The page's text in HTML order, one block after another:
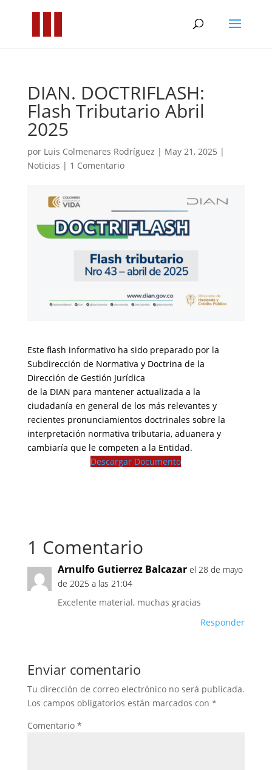
DIAN. DOCTRIFLASH:
Flash Tributario Abril
2025
por Luis Colmenares Rodríguez | May 21, 2025 |
Noticias | 1 Comentario
Este flash informativo ha sido preparado por la
Subdirección de Normativa y Doctrina de la
Dirección de Gestión Jurídica
de la DIAN para mantener actualizada a la
ciudadanía en general de los más relevantes y
recientes pronunciamientos doctrinales sobre la
interpretación normativa tributaria, aduanera y
cambiaría que le competen a la Entidad.
Descargar Documento
1 Comentario
Arnulfo Gutierrez Balcazar el 28 de mayo
de 2025 a las 21:04
Excelente material, muchas gracias
Responder
Enviar comentario
Tu dirección de correo electrónico no será publicada.
Los campos obligatorios están marcados con *
Comentario *